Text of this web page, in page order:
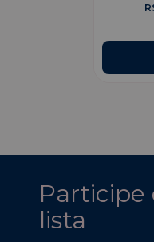
Participe
lista